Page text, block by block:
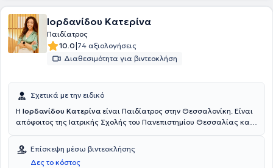
Ιορδανίδου Κατερίνα
Παιδίατρος
10.0|74 αξιολογήσεις
Διαθεσιμότητα για βιντεοκλήση
Σχετικά με την ειδικό
Η Ιορδανίδου Κατερίνα είναι Παιδίατρος στην Θεσσαλονίκη. Είναι
απόφοιτος της Ιατρικής Σχολής του Πανεπιστημίου Θεσσαλίας και
Παιδιατρικής κατόπιν εξετάσεων. Ξεκίνησε την ειδικότητα της στην
Παιδιατρική Κλινική του Γενικού Νοσοκομείου Καβάλας και στην
συνέχεια μετέβη στο Ηνωμένο Βασίλειο. Εκπαιδεύτηκε αρχικά στην
Επίσκεψη μέσω βιντεοκλήσης
Δες το κόστος